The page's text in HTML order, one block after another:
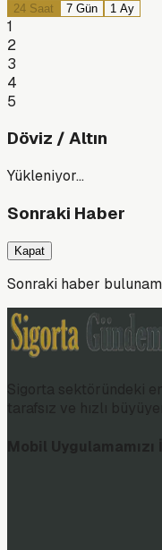
24 Saat 7 Gün 1 Ay
1
2
3
4
5
Döviz / Altın
Yükleniyor…
Sonraki Haber
Kapat
Sonraki haber